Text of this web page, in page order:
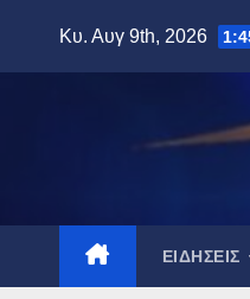
Κυ. Αυγ 9th, 2026
ΕΙΔΉΣΕΙΣ